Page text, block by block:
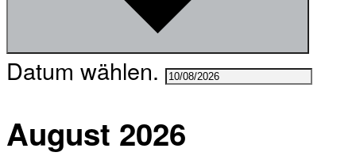
Datum wählen.
August 2026